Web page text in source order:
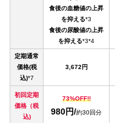
食後の血糖値の上昇
を抑える*3
食後の尿酸値の上昇
を抑える*3*4
定期通常
価格(税
込)*7
3,672円
初回定期
価格（税
込)
73%OFF!!
980円/約30回分